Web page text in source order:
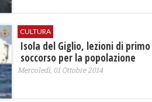
CULTURA
Isola del Giglio, lezioni di primo
soccorso per la popolazione
Mercoledì, 01 Ottobre 2014